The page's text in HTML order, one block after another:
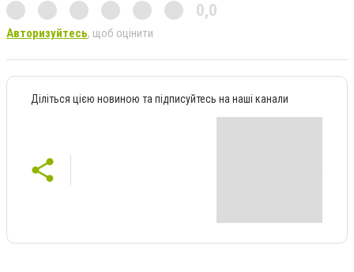
0,0
Авторизуйтесь, щоб оцінити
Діліться цією новиною та підписуйтесь на наші канали